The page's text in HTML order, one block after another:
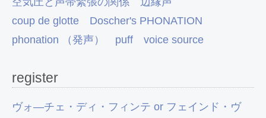
coup de glotte
Doscher's PHONATION
phonation （発声）
puff voice source
register
ヴォ―チェ・ディ・フィンテ or フェインド・ヴ